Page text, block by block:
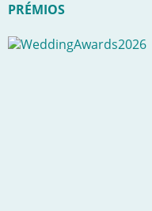
PRÉMIOS